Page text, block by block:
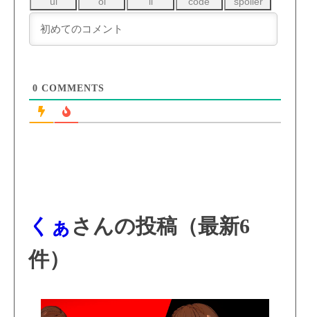
0 COMMENTS
くぁ さんの投稿（最新6
件）